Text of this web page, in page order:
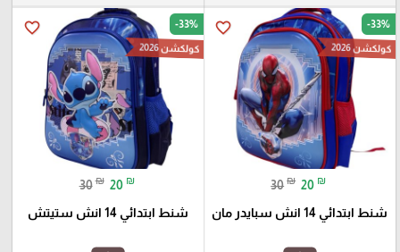
favorite_border -33%
كولكشن 2026
30 ₪ 20 ₪
شنط ابتدائي 14 انش سبايدر مان
favorite_border -33%
كولكشن 2026
30 ₪ 20 ₪
شنط ابتدائي 14 انش ستيتش